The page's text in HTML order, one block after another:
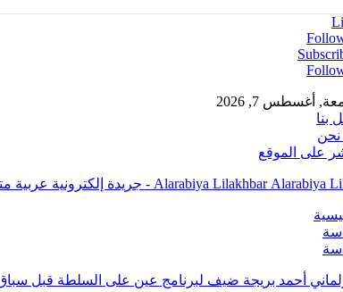
أغسطس 7, 2026
بنا
على الموقع
Alarabiya Lilakhbar - جريدة إلكترونية عربية متجددة على مدار الساعة
أحمد بريجة ضيف لبرنامج عين على السلطة قبل